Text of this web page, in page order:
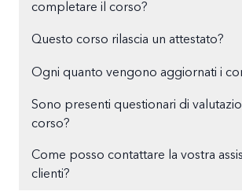
completare il corso?
Questo corso rilascia un attestato?
Ogni quanto vengono aggiornati i
Sono presenti questionari di
corso?
Come posso contattare la vostra
clienti?